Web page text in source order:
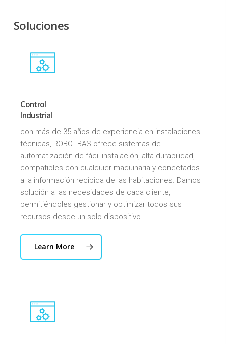
Soluciones
Control
Industrial
con más de 35 años de experiencia en instalaciones
técnicas, ROBOTBAS ofrece sistemas de
automatización de fácil instalación, alta durabilidad,
compatibles con cualquier maquinaria y conectados
a la información recibida de las habitaciones. Damos
solución a las necesidades de cada cliente,
permitiéndoles gestionar y optimizar todos sus
recursos desde un solo dispositivo.
Learn More